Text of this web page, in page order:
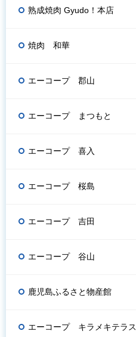
熟成焼肉 Gyudo！本店
焼肉 和華
エーコープ 郡山
エーコープ まつもと
エーコープ 喜入
エーコープ 桜島
エーコープ 吉田
エーコープ 谷山
鹿児島ふるさと物産館
エーコープ キラメキテラス